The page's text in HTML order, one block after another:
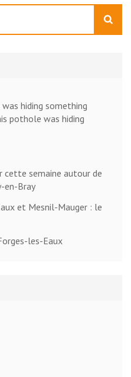
hiding something
pothole was hiding
semaine autour de
en-Bray
et Mesnil-Mauger : le
les-Eaux